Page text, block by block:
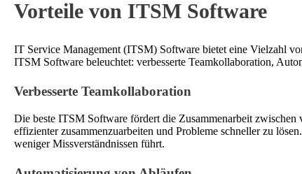
Vorteile von ITSM Software
IT Service Management (ITSM) Software bietet eine Vielzahl
ITSM Software beleuchtet: verbesserte Teamkollaboration,
Verbesserte Teamkollaboration
Die beste ITSM Software fördert die Zusammenarbeit zwischen
effizienter zusammenzuarbeiten und Probleme schneller zu
weniger Missverständnissen führt.